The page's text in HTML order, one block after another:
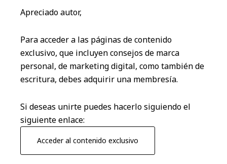
Apreciado autor,
Para acceder a las páginas de contenido
exclusivo, que incluyen consejos de marca
personal, de marketing digital, como también de
escritura, debes adquirir una membresía.
Si deseas unirte puedes hacerlo siguiendo el
siguiente enlace:
Acceder al contenido exclusivo